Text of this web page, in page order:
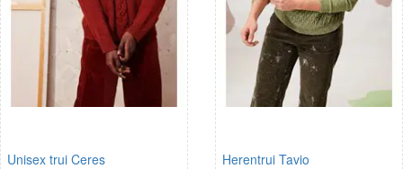
Unisex trui Ceres Herentrui Tavio